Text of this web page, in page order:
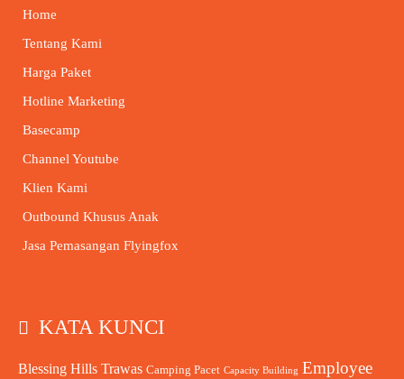
Home
Tentang Kami
Harga Paket
Hotline Marketing
Basecamp
Channel Youtube
Klien Kami
Outbound Khusus Anak
Jasa Pemasangan Flyingfox
KATA KUNCI
Blessing Hills Trawas Camping Pacet Capacity Building Employee